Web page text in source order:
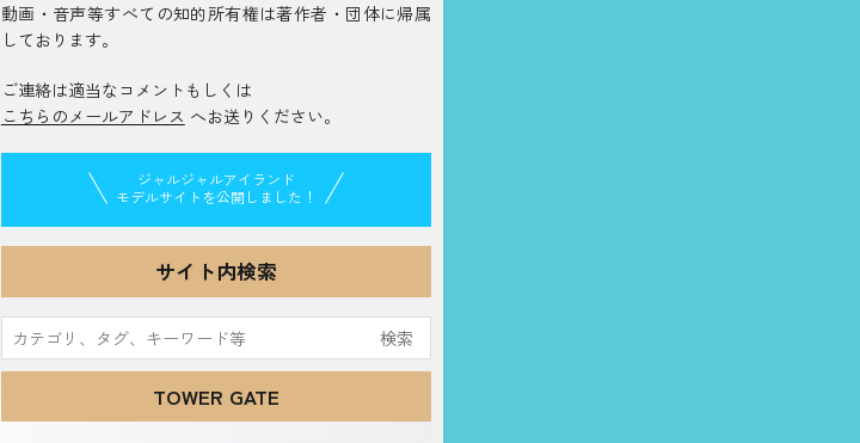
動画・音声等すべての知的所有権は著作者・団体に帰属
しております。
ご連絡は適当なコメントもしくは
こちらのメールアドレス へお送りください。
ジャルジャルアイランド
モデルサイトを公開しました！
サイト内検索
索:
TOWER GATE